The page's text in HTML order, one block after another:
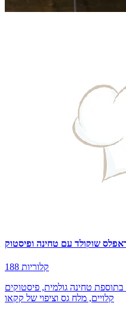
שוקולד עם טחינה ופיסטוק
188 קלוריות
טחינה גולמית, פיסטוקים
קלויים, מלח גס וציפוי של קקאו